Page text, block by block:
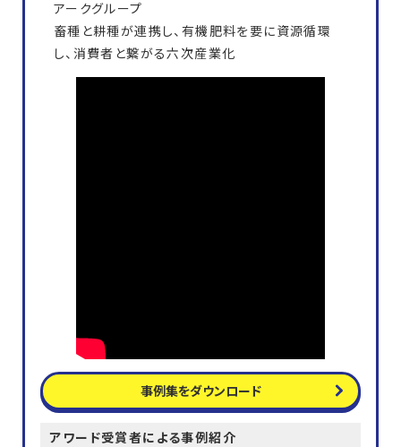
アークグループ
畜種と耕種が連携し、有機肥料を要に資源循環
し、消費者と繋がる六次産業化
事例集をダウンロード
アワード受賞者による事例紹介